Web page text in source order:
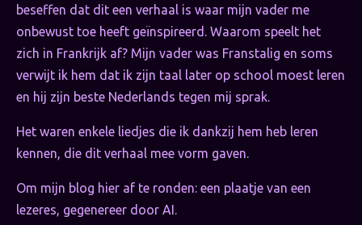
beseffen dat dit een verhaal is waar mijn vader me
onbewust toe heeft geïnspireerd. Waarom speelt het
zich in Frankrijk af? Mijn vader was Franstalig en soms
verwijt ik hem dat ik zijn taal later op school moest leren
en hij zijn beste Nederlands tegen mij sprak.
Het waren enkele liedjes die ik dankzij hem heb leren
kennen, die dit verhaal mee vorm gaven.
Om mijn blog hier af te ronden: een plaatje van een
lezeres, gegenereer door AI.